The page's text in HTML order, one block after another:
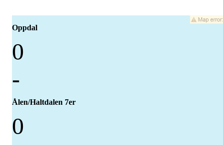
Oppdal
0
-
Ålen/Haltdalen 7er
0